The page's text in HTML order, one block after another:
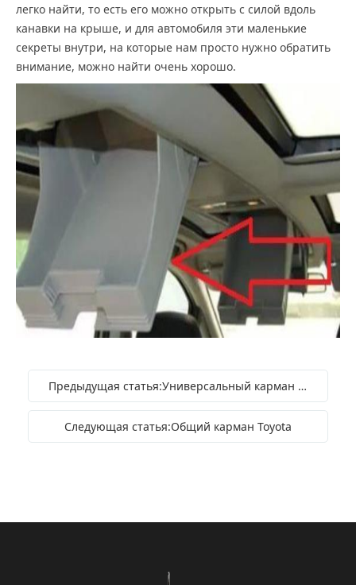
легко найти, то есть его можно открыть с силой вдоль
канавки на крыше, и для автомобиля эти маленькие
секреты внутри, на которые нам просто нужно обратить
внимание, можно найти очень хорошо.
Предыдущая статья:Универсальный карман радио для Honda
Следующая статья:Общий карман Toyota